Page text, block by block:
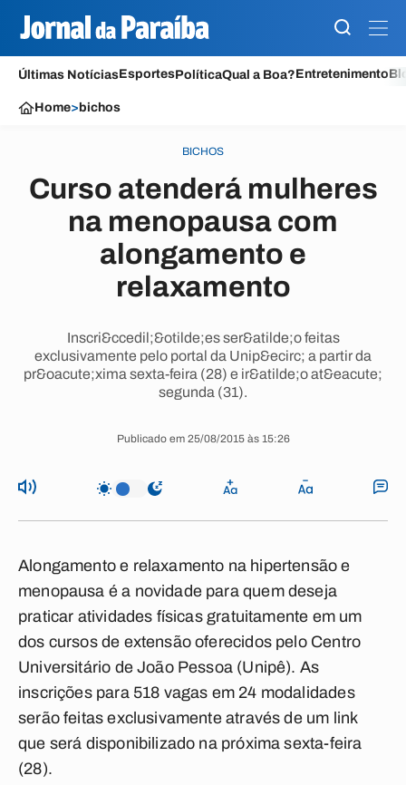
Últimas NotíciasEsportesPolíticaQual a Boa?Entretenimento
Home> bichos
BICHOS
Curso atenderá mulheres
na menopausa com
alongamento e
relaxamento
Inscri&ccedil;&otilde;es ser&atilde;o feitas
exclusivamente pelo portal da Unip&ecirc; a partir da
pr&oacute;xima sexta-feira (28) e ir&atilde;o at&eacute;
segunda (31).
Publicado em 25/08/2015 às 15:26
Alongamento e relaxamento na hipertensão e
menopausa é a novidade para quem deseja
praticar atividades físicas gratuitamente em um
dos cursos de extensão oferecidos pelo Centro
Universitário de João Pessoa (Unipê). As
inscrições para 518 vagas em 24 modalidades
serão feitas exclusivamente através de um link
que será disponibilizado na próxima sexta-feira
(28).